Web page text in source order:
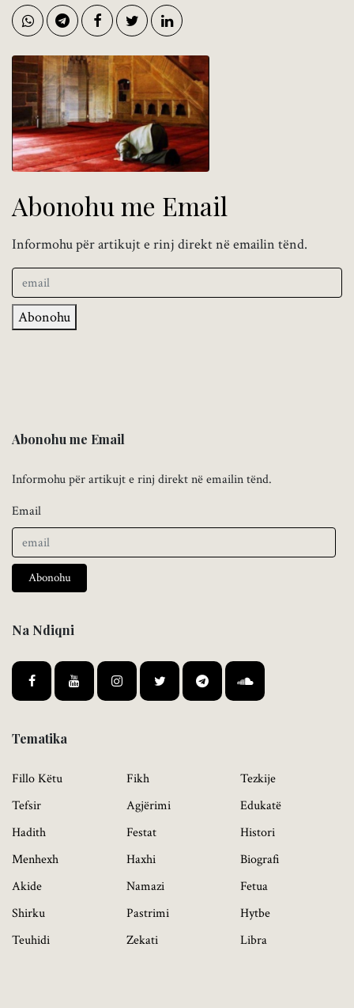
Abonohu me Email
Informohu për artikujt e rinj direkt në emailin tënd.
Abonohu
Abonohu me Email
Informohu për artikujt e rinj direkt në emailin tënd.
Email
Abonohu
Na Ndiqni
Tematika
Fillo Këtu
Tefsir
Hadith
Menhexh
Akide
Shirku
Teuhidi
Fikh
Agjërimi
Festat
Haxhi
Namazi
Pastrimi
Zekati
Tezkije
Edukatë
Histori
Biografi
Fetua
Hytbe
Libra